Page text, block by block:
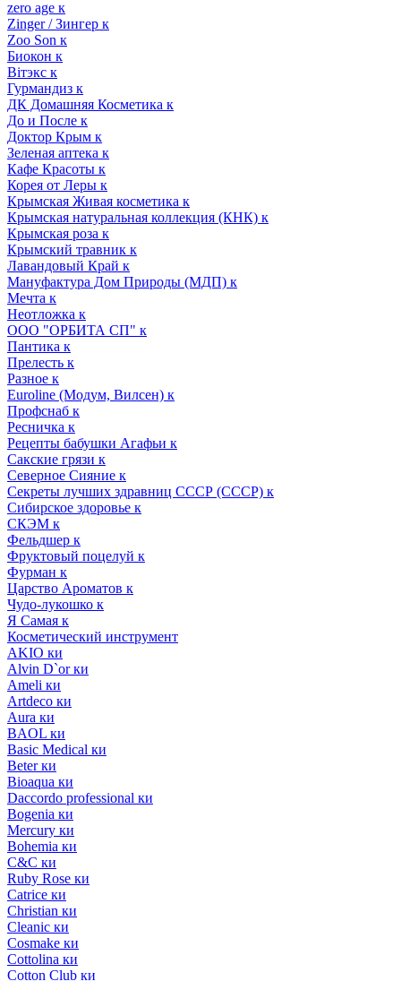
zero age к
Zinger / Зингер к
Zoo Son к
Биокон к
Вiтэкс к
Гурмандиз к
ДК Домашняя Косметика к
До и После к
Доктор Крым к
Зеленая аптека к
Кафе Красоты к
Корея от Леры к
Крымская Живая косметика к
Крымская натуральная коллекция (КНК) к
Крымская роза к
Крымский травник к
Лавандовый Край к
Мануфактура Дом Природы (МДП) к
Мечта к
Неотложка к
ООО "ОРБИТА СП" к
Пантика к
Прелесть к
Разное к
Euroline (Модум, Вилсен) к
Профснаб к
Ресничка к
Рецепты бабушки Агафьи к
Сакские грязи к
Северное Сияние к
Секреты лучших здравниц СССР (СССР) к
Сибирское здоровье к
СКЭМ к
Фельдшер к
Фруктовый поцелуй к
Фурман к
Царство Ароматов к
Чудо-лукошко к
Я Самая к
Косметический инструмент
AKIO ки
Alvin D`or ки
Ameli ки
Artdeco ки
Aura ки
BAOL ки
Basic Medical ки
Beter ки
Bioaqua ки
Daccordo professional ки
Bogenia ки
Mercury ки
Bohemia ки
C&C ки
Ruby Rose ки
Catrice ки
Christian ки
Cleanic ки
Cosmake ки
Cottolina ки
Cotton Club ки